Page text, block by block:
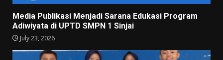
Media Publikasi Menjadi Sarana Edukasi Program
Adiwiyata di UPTD SMPN 1 Sinjai
July 23, 2026